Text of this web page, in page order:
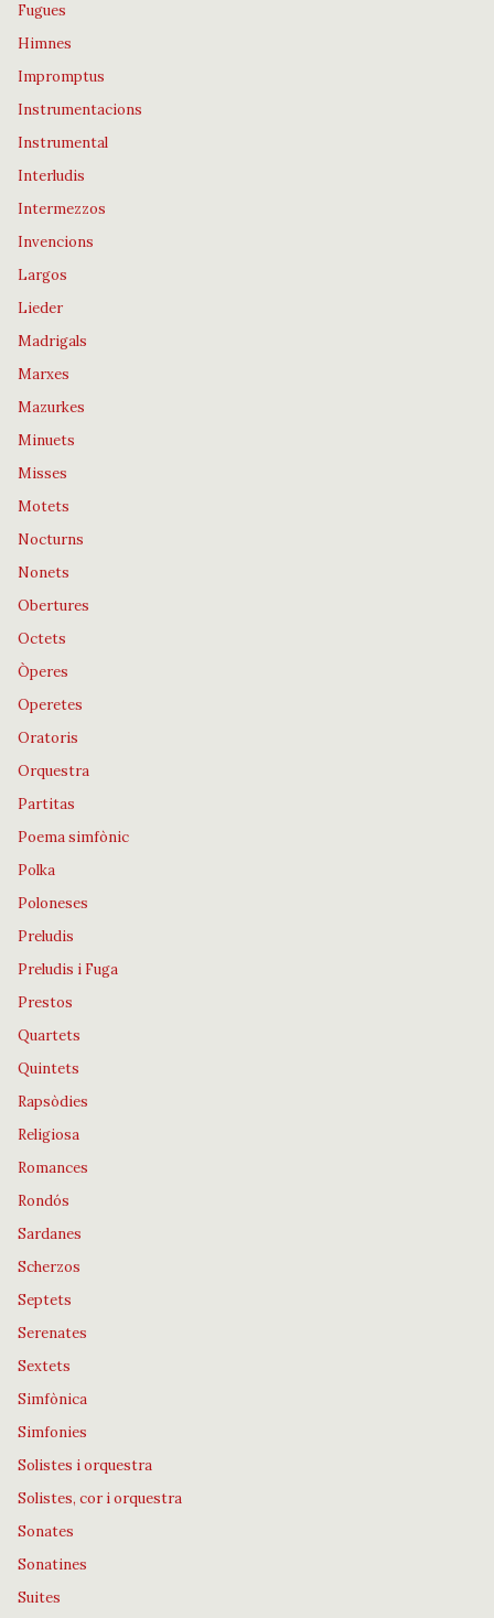
Fugues
Himnes
Impromptus
Instrumentacions
Instrumental
Interludis
Intermezzos
Invencions
Largos
Lieder
Madrigals
Marxes
Mazurkes
Minuets
Misses
Motets
Nocturns
Nonets
Obertures
Octets
Òperes
Operetes
Oratoris
Orquestra
Partitas
Poema simfònic
Polka
Poloneses
Preludis
Preludis i Fuga
Prestos
Quartets
Quintets
Rapsòdies
Religiosa
Romances
Rondós
Sardanes
Scherzos
Septets
Serenates
Sextets
Simfònica
Simfonies
Solistes i orquestra
Solistes, cor i orquestra
Sonates
Sonatines
Suites